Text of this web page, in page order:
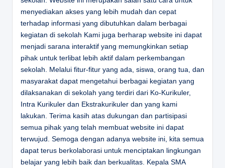
menyediakan akses yang lebih mudah dan cepat
terhadap informasi yang dibutuhkan dalam berbagai
kegiatan di sekolah Kami juga berharap website ini dapat
menjadi sarana interaktif yang memungkinkan setiap
pihak untuk terlibat lebih aktif dalam perkembangan
sekolah. Melalui fitur-fitur yang ada, siswa, orang tua, dan
masyarakat dapat mengetahui berbagai kegiatan yang
dilaksanakan di sekolah yang terdiri dari Ko-Kurikuler,
Intra Kurikuler dan Ekstrakurikuler dan yang kami
lakukan. Terima kasih atas dukungan dan partisipasi
semua pihak yang telah membuat website ini dapat
terwujud. Semoga dengan adanya website ini, kita semua
dapat terus berkolaborasi untuk menciptakan lingkungan
belajar yang lebih baik dan berkualitas. Kepala SMA